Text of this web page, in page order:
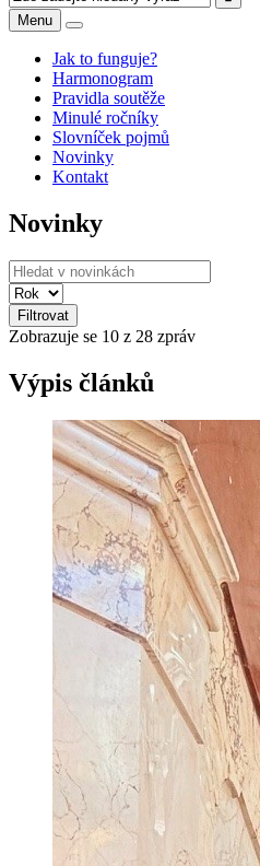
Menu
Jak to funguje?
Harmonogram
Pravidla soutěže
Minulé ročníky
Slovníček pojmů
Novinky
Kontakt
Novinky
Filtrovat
Zobrazuje se 10 z 28 zpráv
Výpis článků